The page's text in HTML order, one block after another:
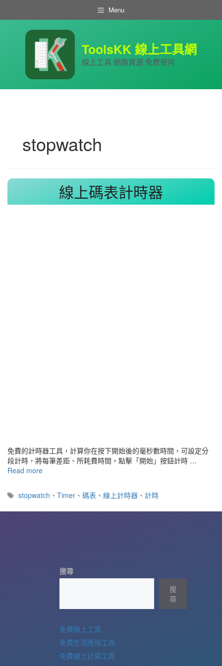
Menu
ToolsKK 線上工具網
線上工具 網路資源 免費使用
stopwatch
線上碼表計時器
免費的計時器工具，計算你在按下開始後的毫秒數時間，可設定分
段計時，將每筆差距、所耗費時間，點擊「開始」按鈕計時 …
Read more
標
stopwatch 、Timer 、碼表 、線上計時器 、 計時
搜尋
搜
尋
免費線上工具
免費生活應用工具
免費線上計算工具